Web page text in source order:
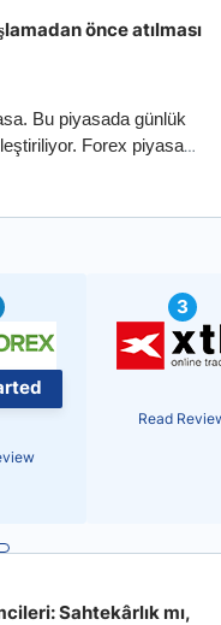
ilgi
alım satım
önce atılması
Bu piyasada günlük
Forex piyasası
ve
Bunu anlamı şu: Küçük
dövizler üzerinde en
Doların bugün ne
tek bir kurum bile
Forex ticaretinde
3
Read
Sahtekârlık mı,